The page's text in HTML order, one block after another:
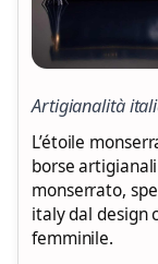
Artigianalità
L’étoile
borse
monserrato,
italy dal design
femminile.